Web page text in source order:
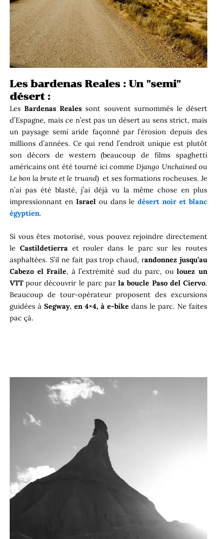
Les bardenas Reales : Un "semi"
désert :
LesBardenas Reales sont souvent surnommés le désert
d’Espagne, mais ce n’est pas un désert au sens strict, mais
un paysage semi aride façonné par l’érosion depuis des
millions d’années. Ce qui rend l’endroit unique est plutôt
son décors de western (beaucoup de films spaghetti
américains ont été tourné ici comme Django Unchainedou
Le bon la brute et le truand) et ses formations rocheuses. Je
n’ai pas été blasté, j’ai déjà vu la même chose en plus
impressionnant en Israel ou dans ledésert noir et blanc
égyptien.
Si vous êtes motorisé, vous pouvez rejoindre directement
le Castildetierra et rouler dans le parc sur les routes
asphaltées. S’il ne fait pas trop chaud, randonnez jusqu’au
Cabezo el Fraile, à l’extrémité sud du parc, ou louez un
VTTpour découvrir le parc parla boucle Paso del Ciervo.
Beaucoup de tour-opérateur proposent des excursions
guidées à Segway, en 4×4, à e-bike dans le parc. Ne faites
pac çà.